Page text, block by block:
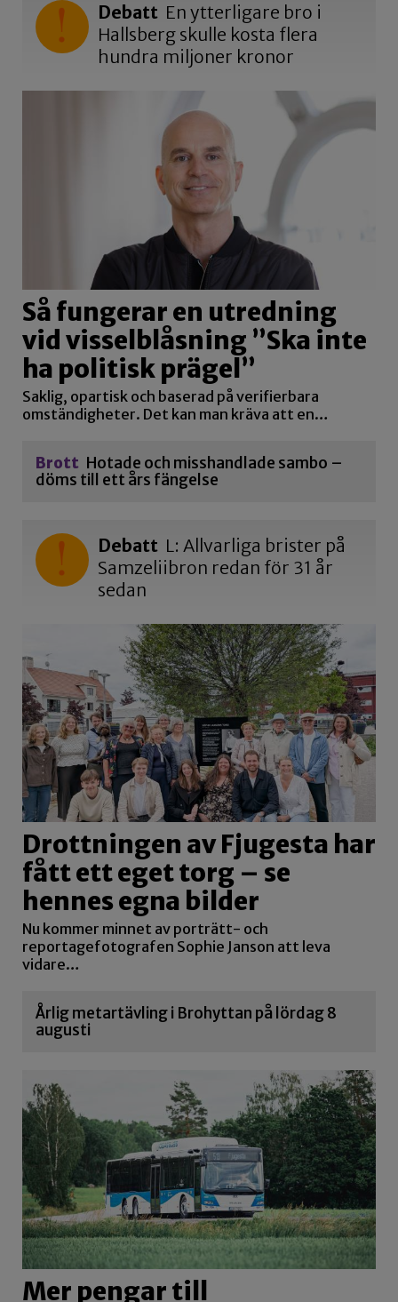
Debatt En ytterligare bro i
Hallsberg skulle kosta flera
hundra miljoner kronor
Så fungerar en utredning
vid visselblåsning ”Ska inte
ha politisk prägel”
Saklig, opartisk och baserad på verifierbara
omständigheter. Det kan man kräva att en…
Brott Hotade och misshandlade sambo –
döms till ett års fängelse
Debatt L: Allvarliga brister på
Samzeliibron redan för 31 år
sedan
Drottningen av Fjugesta har
fått ett eget torg – se
hennes egna bilder
Nu kommer minnet av porträtt- och
reportagefotografen Sophie Janson att leva
vidare…
Årlig metartävling i Brohyttan på lördag 8
augusti
Mer pengar till